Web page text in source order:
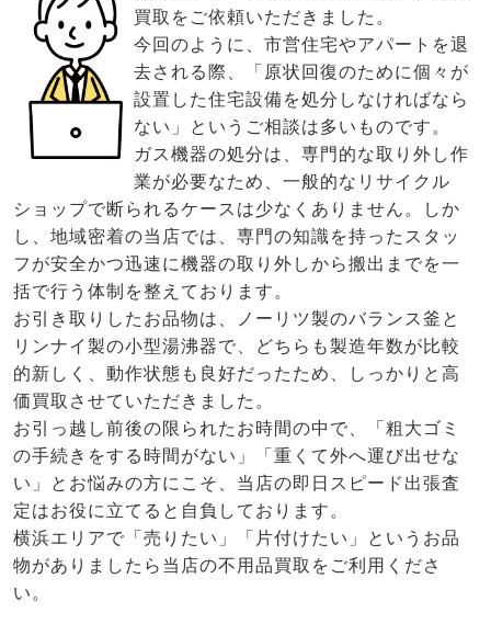
買取をご依頼いただきました。
今回のように、市営住宅やアパートを退
去される際、「原状回復のために個々が
設置した住宅設備を処分しなければなら
ない」というご相談は多いものです。
ガス機器の処分は、専門的な取り外し作
業が必要なため、一般的なリサイクル
ショップで断られるケースは少なくありません。しか
し、地域密着の当店では、専門の知識を持ったスタッ
フが安全かつ迅速に機器の取り外しから搬出までを一
括で行う体制を整えております。
お引き取りしたお品物は、ノーリツ製のバランス釜と
リンナイ製の小型湯沸器で、どちらも製造年数が比較
的新しく、動作状態も良好だったため、しっかりと高
価買取させていただきました。
お引っ越し前後の限られたお時間の中で、「粗大ゴミ
の手続きをする時間がない」「重くて外へ運び出せな
い」とお悩みの方にこそ、当店の即日スピード出張査
定はお役に立てると自負しております。
横浜エリアで「売りたい」「片付けたい」というお品
物がありましたら当店の不用品買取をご利用くださ
い。